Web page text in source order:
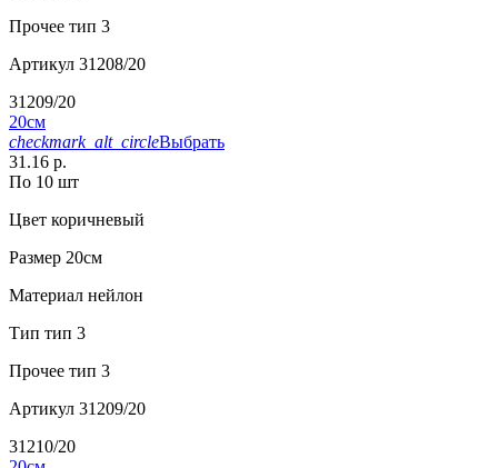
Прочее тип 3
Артикул 31208/20
31209/20
20см
checkmark_alt_circleВыбрать
31.16 р.
По 10 шт
Цвет коричневый
Размер 20см
Материал нейлон
Тип тип 3
Прочее тип 3
Артикул 31209/20
31210/20